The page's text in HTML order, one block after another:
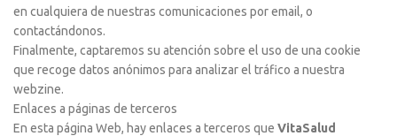
en cualquiera de nuestras comunicaciones por email, o
contactándonos.
Finalmente, captaremos su atención sobre el uso de una cookie
que recoge datos anónimos para analizar el tráfico a nuestra
webzine.
Enlaces a páginas de terceros
En esta página Web, hay enlaces a terceros que VitaSalud